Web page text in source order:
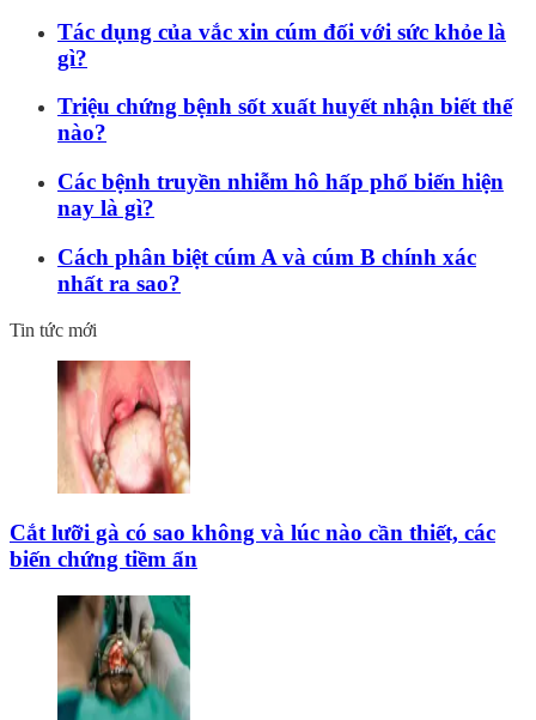
Tác dụng của vắc xin cúm đối với sức khỏe là
gì?
Triệu chứng bệnh sốt xuất huyết nhận biết thế
nào?
Các bệnh truyền nhiễm hô hấp phổ biến hiện
nay là gì?
Cách phân biệt cúm A và cúm B chính xác
nhất ra sao?
Tin tức mới
Cắt lưỡi gà có sao không và lúc nào cần thiết, các
biến chứng tiềm ẩn